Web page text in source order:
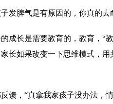
发脾气是有原因的，你真的
成长是需要教育的，教育，“
长如果改变一下思维模式，
馈，“真拿我家孩子没办法，